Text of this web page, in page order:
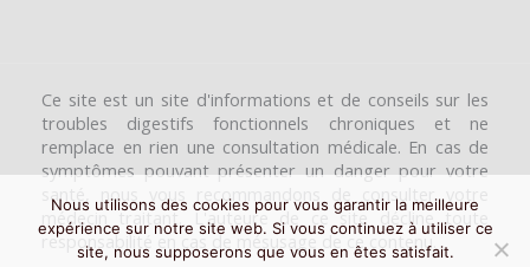
Ce site est un site d'informations et de conseils sur les
troubles digestifs fonctionnels chroniques et ne
remplace en rien une consultation médicale. En cas de
symptômes pouvant présenter un danger pour votre
santé, nous vous recommandons de consulter votre
médecin traitant. L'auteure de ce site décline toute
responsabilité en cas de mésusage de ce contenu.
Nous utilisons des cookies pour vous garantir la meilleure
expérience sur notre site web. Si vous continuez à utiliser ce
site, nous supposerons que vous en êtes satisfait.